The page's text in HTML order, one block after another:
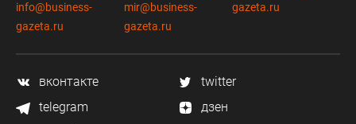
info@business-
gazeta.ru
mir@business-
gazeta.ru
gazeta.ru
вконтакте
twitter
telegram
дзен